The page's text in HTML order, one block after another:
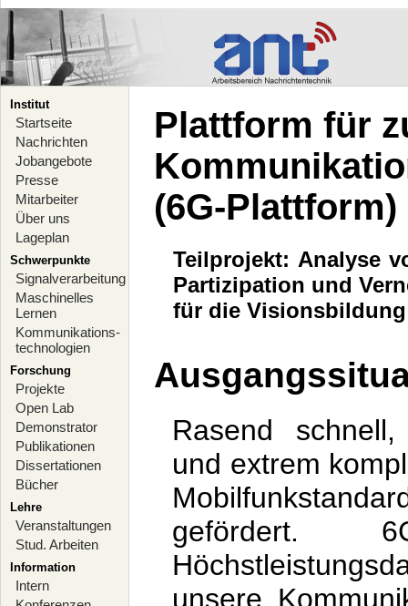
Institut
Startseite
Nachrichten
Jobangebote
Presse
Mitarbeiter
Über uns
Lageplan
Schwerpunkte
Signalverarbeitung
Maschinelles
Lernen
Kommunikations-
technologien
Forschung
Projekte
Open Lab
Demonstrator
Publikationen
Dissertationen
Bücher
Lehre
Veranstaltungen
Stud. Arbeiten
Information
Intern
Plattform für
(6G-Plattform)
Teilprojekt: Analyse
Partizipation und
für die Visionsbildung
Rasend
und extrem
gefördert.
unsere